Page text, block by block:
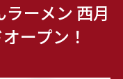
ーメン 西月
ープン！